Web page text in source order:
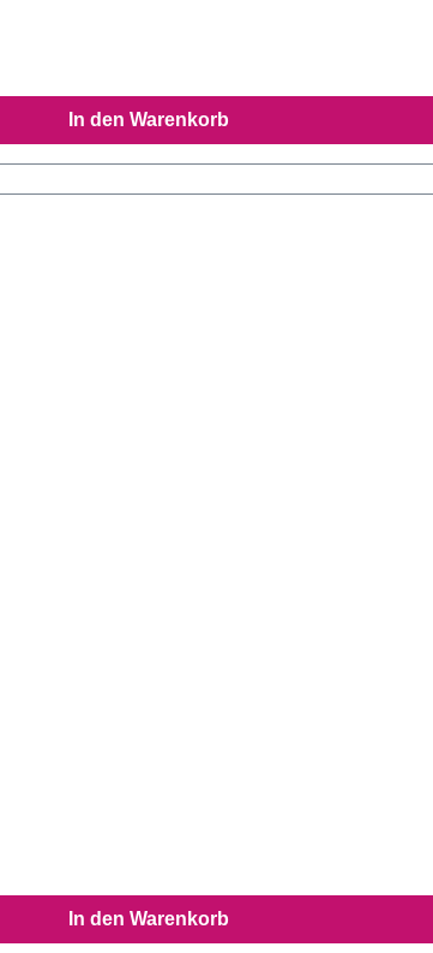
In den Warenkorb
In den Warenkorb